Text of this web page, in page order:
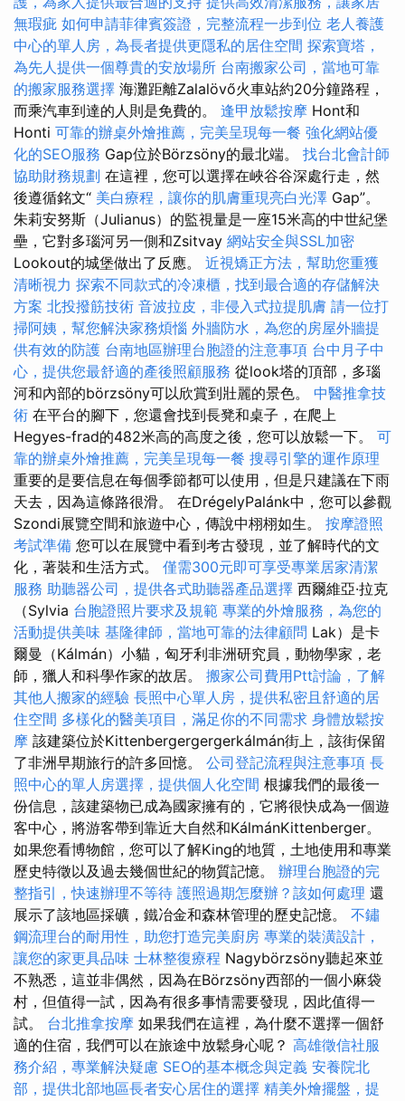
無瑕疵 如何申請菲律賓簽證，完整流程一步到位 老人養護
中心的單人房，為長者提供更隱私的居住空間 探索寶塔，
為先人提供一個尊貴的安放場所 台南搬家公司，當地可靠
的搬家服務選擇 海灘距離Zalalövő火車站約20分鐘路程，
而乘汽車到達的人則是免費的。 逢甲放鬆按摩 Hont和
Honti 可靠的辦桌外燴推薦，完美呈現每一餐 強化網站優
化的SEO服務 Gap位於Börzsöny的最北端。 找台北會計師
協助財務規劃 在這裡，您可以選擇在峽谷谷深處行走，然
後遵循銘文“ 美白療程，讓你的肌膚重現亮白光澤 Gap”。
朱莉安努斯（Julianus）的監視量是一座15米高的中世紀堡
壘，它對多瑙河另一側和Zsitvay 網站安全與SSL加密
Lookout的城堡做出了反應。 近視矯正方法，幫助您重獲
清晰視力 探索不同款式的冷凍櫃，找到最合適的存儲解決
方案 北投撥筋技術 音波拉皮，非侵入式拉提肌膚 請一位打
掃阿姨，幫您解決家務煩惱 外牆防水，為您的房屋外牆提
供有效的防護 台南地區辦理台胞證的注意事項 台中月子中
心，提供您最舒適的產後照顧服務 從look塔的頂部，多瑙
河和內部的börzsöny可以欣賞到壯麗的景色。 中醫推拿技
術 在平台的腳下，您還會找到長凳和桌子，在爬上
Hegyes-frad的482米高的高度之後，您可以放鬆一下。 可
靠的辦桌外燴推薦，完美呈現每一餐 搜尋引擎的運作原理
重要的是要信息在每個季節都可以使用，但是只建議在下雨
天去，因為這條路很滑。 在DrégelyPalánk中，您可以參觀
Szondi展覽空間和旅遊中心，傳說中栩栩如生。 按摩證照
考試準備 您可以在展覽中看到考古發現，並了解時代的文
化，著裝和生活方式。 僅需300元即可享受專業居家清潔
服務 助聽器公司，提供各式助聽器產品選擇 西爾維亞·拉克
（Sylvia 台胞證照片要求及規範 專業的外燴服務，為您的
活動提供美味 基隆律師，當地可靠的法律顧問 Lak）是卡
爾曼（Kálmán）小貓，匈牙利非洲研究員，動物學家，老
師，獵人和科學作家的故居。 搬家公司費用Ptt討論，了解
其他人搬家的經驗 長照中心單人房，提供私密且舒適的居
住空間 多樣化的醫美項目，滿足你的不同需求 身體放鬆按
摩 該建築位於Kittenbergergergerkálmán街上，該街保留
了非洲早期旅行的許多回憶。 公司登記流程與注意事項 長
照中心的單人房選擇，提供個人化空間 根據我們的最後一
份信息，該建築物已成為國家擁有的，它將很快成為一個遊
客中心，將游客帶到靠近大自然和KálmánKittenberger。
如果您看博物館，您可以了解King的地質，土地使用和專業
歷史特徵以及過去幾個世紀的物質記憶。 辦理台胞證的完
整指引，快速辦理不等待 護照過期怎麼辦？該如何處理 還
展示了該地區採礦，鐵冶金和森林管理的歷史記憶。 不鏽
鋼流理台的耐用性，助您打造完美廚房 專業的裝潢設計，
讓您的家更具品味 士林整復療程 Nagybörzsöny聽起來並
不熟悉，這並非偶然，因為在Börzsöny西部的一個小麻袋
村，但值得一試，因為有很多事情需要發現，因此值得一
試。 台北推拿按摩 如果我們在這裡，為什麼不選擇一個舒
適的住宿，我們可以在旅途中放鬆身心呢？ 高雄徵信社服
務介紹，專業解決疑慮 SEO的基本概念與定義 安養院北
部，提供北部地區長者安心居住的選擇 精美外燴擺盤，提